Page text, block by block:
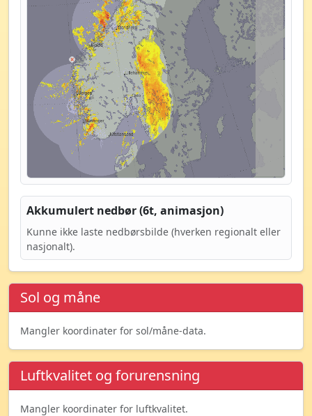
Akkumulert nedbør (6t, animasjon)
Kunne ikke laste nedbørsbilde (hverken regionalt eller
nasjonalt).
Sol og måne
Mangler koordinater for sol/måne-data.
Luftkvalitet og forurensning
Mangler koordinater for luftkvalitet.